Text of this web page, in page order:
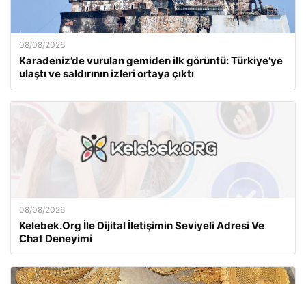
08/08/2026
Karadeniz’de vurulan gemiden ilk görüntü: Türkiye’ye
ulaştı ve saldırının izleri ortaya çıktı
08/08/2026
Kelebek.Org İle Dijital İletişimin Seviyeli Adresi Ve
Chat Deneyimi